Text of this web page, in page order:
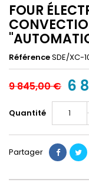
FOUR
RéférenceSDE/XC-
9 845,00 € 6
Quantité
Partager